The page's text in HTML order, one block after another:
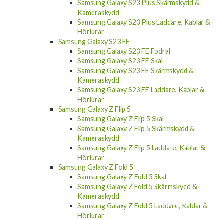
Samsung Galaxy S23 Plus Skärmskydd &
Kameraskydd
Samsung Galaxy S23 Plus Laddare, Kablar &
Hörlurar
Samsung Galaxy S23 FE
Samsung Galaxy S23 FE Fodral
Samsung Galaxy S23 FE Skal
Samsung Galaxy S23 FE Skärmskydd &
Kameraskydd
Samsung Galaxy S23 FE Laddare, Kablar &
Hörlurar
Samsung Galaxy Z Flip 5
Samsung Galaxy Z Flip 5 Skal
Samsung Galaxy Z Flip 5 Skärmskydd &
Kameraskydd
Samsung Galaxy Z Flip 5 Laddare, Kablar &
Hörlurar
Samsung Galaxy Z Fold 5
Samsung Galaxy Z Fold 5 Skal
Samsung Galaxy Z Fold 5 Skärmskydd &
Kameraskydd
Samsung Galaxy Z Fold 5 Laddare, Kablar &
Hörlurar